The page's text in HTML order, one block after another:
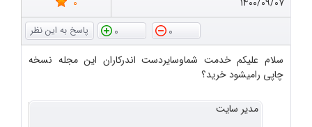
0
0
سلام علیکم خدمت شماوسایردست اندرکاران این مجله نسخه
چاپی رامیشود خرید؟
مدیر سایت